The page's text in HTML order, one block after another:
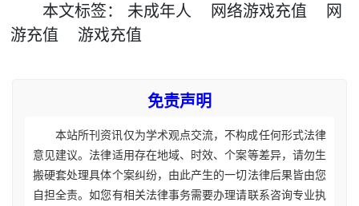
本文标签： 未成年人 网络游戏充值
网
游充值
游戏充值
免责声明
本站所刊资讯仅为学术观点交流，不构成任何形式法律
意见建议。法律适用存在地域、时效、个案等差异，请勿生
搬硬套处理具体个案纠纷，由此产生的一切法律后果皆由您
自担全责。如您有相关法律事务需要办理请联系咨询专业执